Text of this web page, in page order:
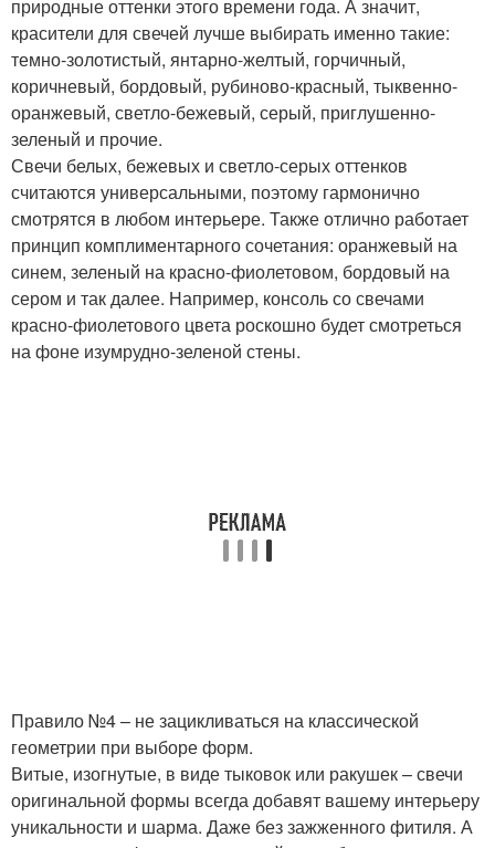
природные оттенки этого времени года. А значит,
красители для свечей лучше выбирать именно такие:
темно-золотистый, янтарно-желтый, горчичный,
коричневый, бордовый, рубиново-красный, тыквенно-
оранжевый, светло-бежевый, серый, приглушенно-
зеленый и прочие.
Свечи белых, бежевых и светло-серых оттенков
считаются универсальными, поэтому гармонично
смотрятся в любом интерьере. Также отлично работает
принцип комплиментарного сочетания: оранжевый на
синем, зеленый на красно-фиолетовом, бордовый на
сером и так далее. Например, консоль со свечами
красно-фиолетового цвета роскошно будет смотреться
на фоне изумрудно-зеленой стены.
Правило №4 – не зацикливаться на классической
геометрии при выборе форм.
Витые, изогнутые, в виде тыковок или ракушек – свечи
оригинальной формы всегда добавят вашему интерьеру
уникальности и шарма. Даже без зажженного фитиля. А